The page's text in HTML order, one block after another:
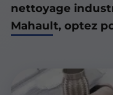
nettoyage
Mahault, optez